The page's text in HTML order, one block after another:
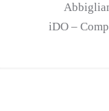
iDO –